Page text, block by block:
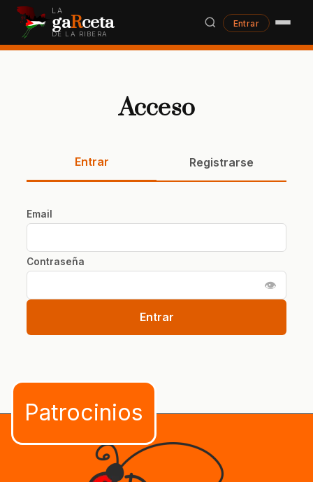
LA
gaRceta
DE LA RIBERA
Entrar
Acceso
Entrar Registrarse
Email
Contraseña
👁
Entrar